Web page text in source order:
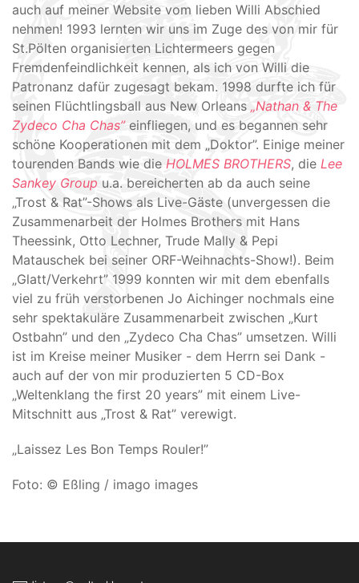
auch auf meiner Website vom lieben Willi Abschied
nehmen! 1993 lernten wir uns im Zuge des von mir für
St.Pölten organisierten Lichtermeers gegen
Fremdenfeindlichkeit kennen, als ich von Willi die
Patronanz dafür zugesagt bekam. 1998 durfte ich für
seinen Flüchtlingsball aus New Orleans „Nathan & The
Zydeco Cha Chas”einfliegen, und es begannen sehr
schöne Kooperationen mit dem „Doktor”. Einige meiner
tourenden Bands wie die HOLMES BROTHERS, die Lee
Sankey Group u.a. bereicherten ab da auch seine
„Trost & Rat”-Shows als Live-Gäste (unvergessen die
Zusammenarbeit der Holmes Brothers mit Hans
Theessink, Otto Lechner, Trude Mally & Pepi
Matauschek bei seiner ORF-Weihnachts-Show!). Beim
„Glatt/Verkehrt” 1999 konnten wir mit dem ebenfalls
viel zu früh verstorbenen Jo Aichinger nochmals eine
sehr spektakuläre Zusammenarbeit zwischen „Kurt
Ostbahn” und den „Zydeco Cha Chas” umsetzen. Willi
ist im Kreise meiner Musiker - dem Herrn sei Dank -
auch auf der von mir produzierten 5 CD-Box
„Weltenklang the first 20 years” mit einem Live-
Mitschnitt aus „Trost & Rat” verewigt.
„Laissez Les Bon Temps Rouler!”
Foto: © Eßling / imago images